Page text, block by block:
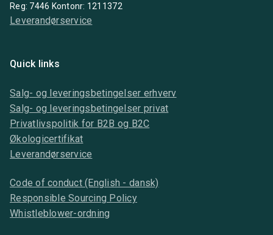
Reg: 7446 Kontonr: 1211372
Leverandørservice
Quick links
Salg- og leveringsbetingelser erhverv
Salg- og leveringsbetingelser privat
Privatlivspolitik for B2B og B2C
Økologicertifikat
Leverandørservice
Code of conduct (English - dansk)
Responsible Sourcing Policy
Whistleblower-ordning